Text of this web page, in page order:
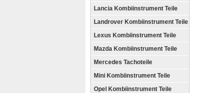
Lancia Kombiinstrument Teile
Landrover Kombiinstrument Teile
Lexus Kombiinstrument Teile
Mazda Kombiinstrument Teile
Mercedes Tachoteile
Mini Kombiinstrument Teile
Opel Kombiinstrument Teile